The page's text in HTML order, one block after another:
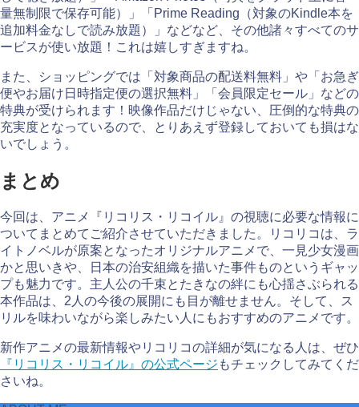
量無制限で保存可能）」「Prime Reading（対象のKindle本を
追加料金なしで読み放題）」などなど、その他諸々すべてのサ
ービスが使い放題！これは嬉しすぎますね。
また、ショッピングでは「対象商品の配送料無料」や「お急ぎ
便やお届け日時指定便の選択無料」「会員限定セール」などの
特典が受けられます！映像作品だけじゃない、圧倒的な特典の
充実度となっているので、とりあえず登録しておいても損はな
いでしょう。
まとめ
今回は、アニメ『リコリス・リコイル』の視聴に必要な情報に
ついてまとめてご紹介させていただきました。リコリコは、ラ
イトノベルが原案となったオリジナルアニメで、一見少女漫画
かと思いきや、日本の治安組織を描いた事件ものというギャッ
プも魅力です。主人公の千束とたきなの絆にも心揺さぶられる
本作品は、2人の今後の展開にも目が離せません。そして、ス
リルを味わいながら楽しみたい人にもおすすめのアニメです。
新作アニメの最新情報やリコリコの詳細が気になる人は、ぜひ
『リコリス・リコイル』の公式ページ もチェックしてみてくだ
さいね。